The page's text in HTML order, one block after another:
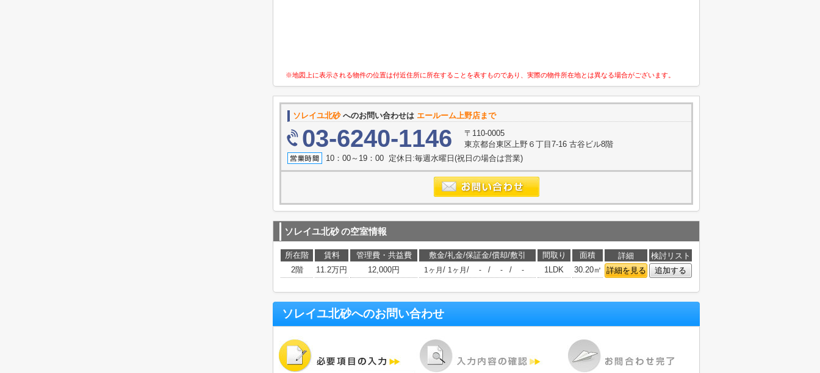
※地図上に表示される物件の位置は付近住所に所在することを表すものであり、実際の物件所在地とは異なる場合がございます。
ソレイユ北砂へのお問い合わせは エールーム上野店まで
03-6240-1146
〒110-0005
東京都台東区上野６丁目7-16 古谷ビル8階
10：00～19：00 定休日:毎週水曜日(祝日の場合は営業)
ソレイユ北砂の空室情報
所在階 賃料 管理費・共益費 敷金/礼金/保証金/償却/敷引 間取り 面積 詳細
検討リスト
2階
11.2万円 12,000円 1ヶ月 / 1ヶ月 / - / - / - 1LDK 30.20㎡ 詳細を見る 追加する
ソレイユ北砂へのお問い合わせ